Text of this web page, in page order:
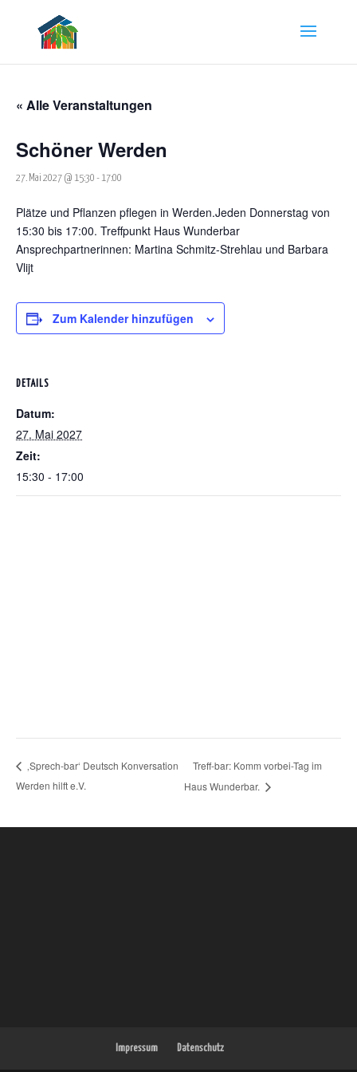
« Alle Veranstaltungen
Schöner Werden
27. Mai 2027 @ 15:30 - 17:00
Plätze und Pflanzen pflegen in Werden.Jeden Donnerstag von
15:30 bis 17:00. Treffpunkt Haus Wunderbar
Ansprechpartnerinnen: Martina Schmitz-Strehlau und Barbara
Vlijt
Zum Kalender hinzufügen
DETAILS
Datum:
27. Mai 2027
Zeit:
15:30 - 17:00
‚Sprech-bar‘ Deutsch Konversation
Werden hilft e.V.
Treff-bar: Komm vorbei-Tag im
Haus Wunderbar.
Impressum Datenschutz